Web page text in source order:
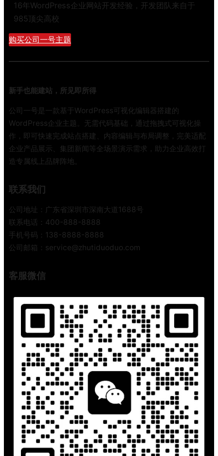
团
公
W
1
动
挖
掘
交
付
业
16年WordPress企业网站开发经验，开发团队来自于
985顶尖高校
购买公司一号主题
新手也能建站，所见即所得
公司一号是一款基于WordPress可视化编辑器搭建的
WordPress企业主题。无需代码基础，通过拖拽式可视化操
作，即可快速完成站点搭建、内容编辑与布局调整，完美适配
企业产品展示、集团新闻等全场景演示需求，助力企业高效打
造专属线上品牌阵地。
联系我们
公司地址：广东省深圳市深南大道1688号
联系电话：400-888-8888
手机号码：138-8888-8888
公司邮箱：service@zhutiduoduo.com
客服微信